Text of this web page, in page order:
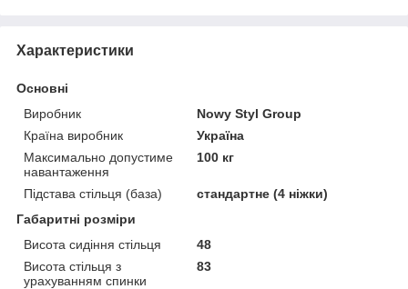
Характеристики
Основні
Виробник
Nowy Styl Group
Країна виробник
Україна
Максимально допустиме
навантаження
100 кг
Підстава стільця (база)
стандартне (4 ніжки)
Габаритні розміри
Висота сидіння стільця
48
Висота стільця з
урахуванням спинки
83